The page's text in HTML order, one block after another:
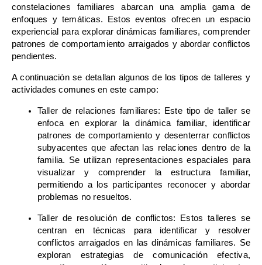
constelaciones familiares abarcan una amplia gama de
enfoques y temáticas. Estos eventos ofrecen un espacio
experiencial para explorar dinámicas familiares, comprender
patrones de comportamiento arraigados y abordar conflictos
pendientes.
A continuación se detallan algunos de los tipos de talleres y
actividades comunes en este campo:
Taller de relaciones familiares: Este tipo de taller se
enfoca en explorar la dinámica familiar, identificar
patrones de comportamiento y desenterrar conflictos
subyacentes que afectan las relaciones dentro de la
familia. Se utilizan representaciones espaciales para
visualizar y comprender la estructura familiar,
permitiendo a los participantes reconocer y abordar
problemas no resueltos.
Taller de resolución de conflictos: Estos talleres se
centran en técnicas para identificar y resolver
conflictos arraigados en las dinámicas familiares. Se
exploran estrategias de comunicación efectiva,